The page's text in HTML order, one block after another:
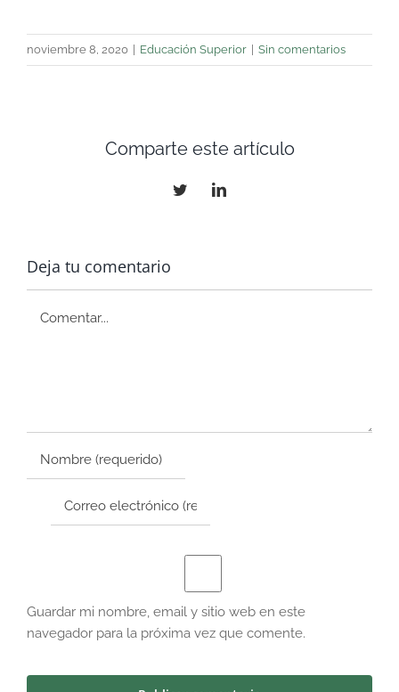
noviembre 8, 2020 Educación Superior Sin comentarios
Comparte este artículo
TwitterLinkedIn
Deja tu comentario
Comentar
Guardar mi nombre, email y sitio web en este
navegador para la próxima vez que comente.